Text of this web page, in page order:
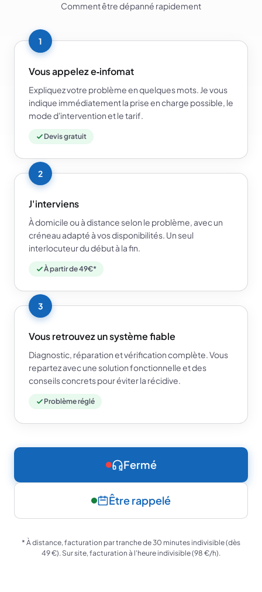
Comment être dépanné rapidement
1
Vous appelez e‑infomat
Expliquez votre problème en quelques mots. Je vous
indique immédiatement la prise en charge possible, le
mode d'intervention et le tarif.
Devis gratuit
2
J'interviens
À domicile ou à distance selon le problème, avec un
créneau adapté à vos disponibilités. Un seul
interlocuteur du début à la fin.
À partir de 49€*
3
Vous retrouvez un système fiable
Diagnostic, réparation et vérification complète. Vous
repartez avec une solution fonctionnelle et des
conseils concrets pour éviter la récidive.
Problème réglé
Fermé
Être rappelé
* À distance, facturation par tranche de 30 minutes indivisible (dès
49 €). Sur site, facturation à l'heure indivisible (98 €/h).